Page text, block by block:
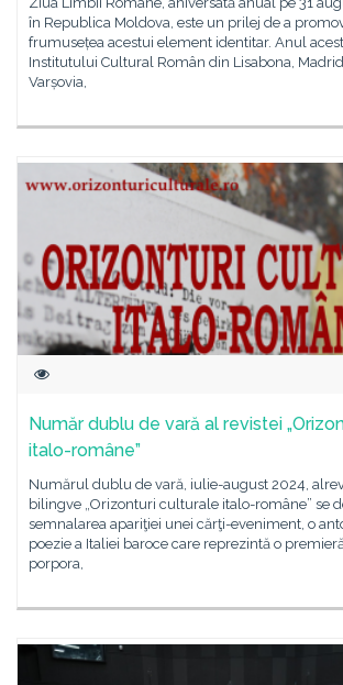
în Republica Moldova, este un prilej de a
frumusețea acestui element identitar. Anul
Institutului Cultural Român din Lisabona,
Varșovia,
Număr dublu de vară al revistei
italo-române”
Numărul dublu de vară, iulie-august 2024,
bilingve „Orizonturi culturale italo-române” se
semnalarea apariţiei unei cărţi-eveniment, o
poezie a Italiei baroce care reprezintă o
porpora,